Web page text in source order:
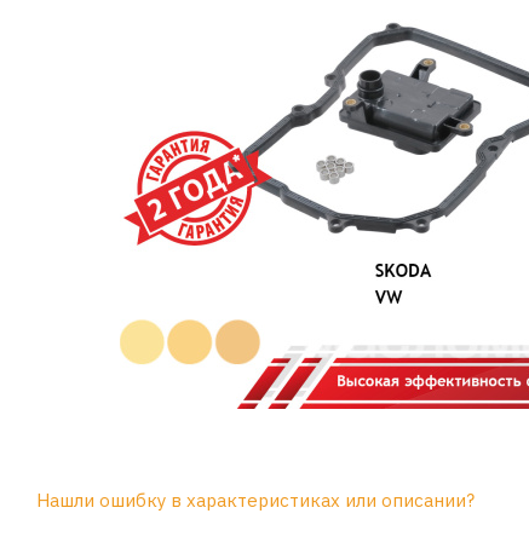
Нашли ошибку в характеристиках или описании?